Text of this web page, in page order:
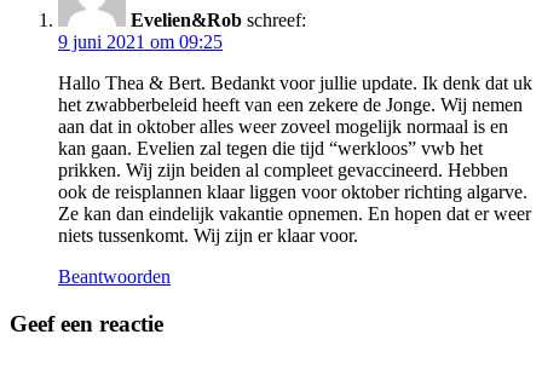
Evelien&Rob schreef:
9 juni 2021 om 09:25
Hallo Thea & Bert. Bedankt voor jullie update. Ik denk dat uk
het zwabberbeleid heeft van een zekere de Jonge. Wij nemen
aan dat in oktober alles weer zoveel mogelijk normaal is en
kan gaan. Evelien zal tegen die tijd “werkloos” vwb het
prikken. Wij zijn beiden al compleet gevaccineerd. Hebben
ook de reisplannen klaar liggen voor oktober richting algarve.
Ze kan dan eindelijk vakantie opnemen. En hopen dat er weer
niets tussenkomt. Wij zijn er klaar voor.
Beantwoorden
Geef een reactie